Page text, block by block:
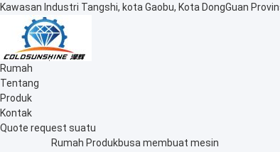
Kawasan Industri Tangshi, kota Gaobu, Kota DongGuan
Rumah
Tentang
Produk
Kontak
Quote request suatu
Rumah Produkbusa membuat mesin